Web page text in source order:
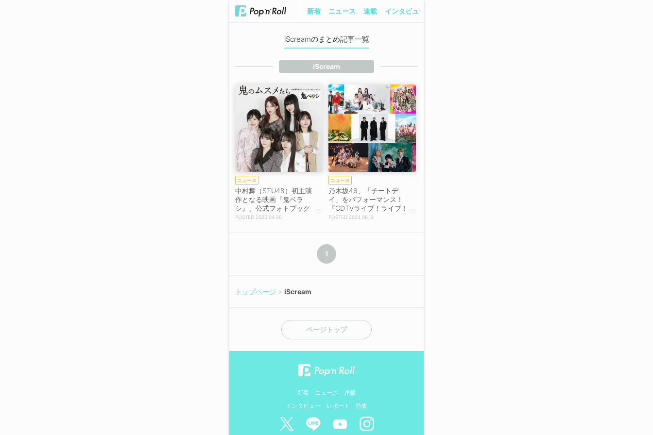
新着 ニュース 連載 インタビュー
iScreamのまとめ記事一覧
iScream
ニュース
中村舞（STU48）初主演
作となる映画『鬼ベラ
シ』、公式フォトブック
発売決定！2025.04.26
ニュース
乃木坂46、「チートデ
イ」をパフォーマンス！
『CDTVライブ！ライブ！
夏フェス SP』出演決定
2024.08.13
1
トップページ iScream
ページトップ
新着 ニュース
連載
インタビュー
レポート 特集